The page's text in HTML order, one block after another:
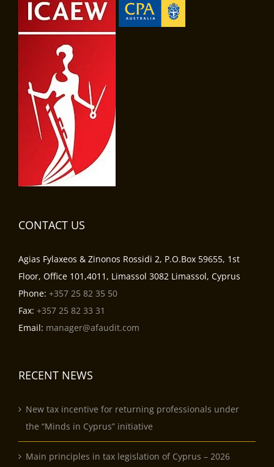
CONTACT US
Agias Fylaxeos & Zinonos Rossidi 2, P.O.Box 59655, 1st
Floor, Office 101,4011, Limassol 3082 Limassol, Cyprus
Phone: +357 25 82 35 50
Fax: +357 25 82 33 31
Email: manager@afaudit.com
RECENT NEWS
New tax incentive for returning professionals under
the “Minds in Cyprus” initiative
Main principles in tax legislation of Cyprus – 2026